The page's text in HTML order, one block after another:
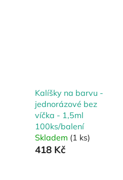
Kalíšky na barvu -
jednorázové bez
víčka - 1,5ml
100ks/balení
Skladem (1 ks)
418 Kč